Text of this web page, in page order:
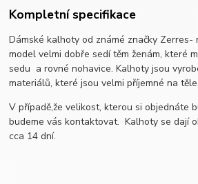
Kompletní specifikace
Dámské kalhoty od známé značky Zerres-
model velmi dobře sedí těm ženám, které
sedu a rovné nohavice. Kalhoty jsou
materiálů, které jsou velmi příjemné na těle.
V případě,že velikost, kterou si objednáte
budeme vás kontaktovat. Kalhoty se dají
cca 14 dní.